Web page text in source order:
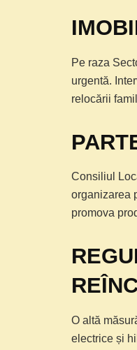
Pe raza
urgentă.
relocării
Consiliul
organizarea
promova
O altă
electrice și